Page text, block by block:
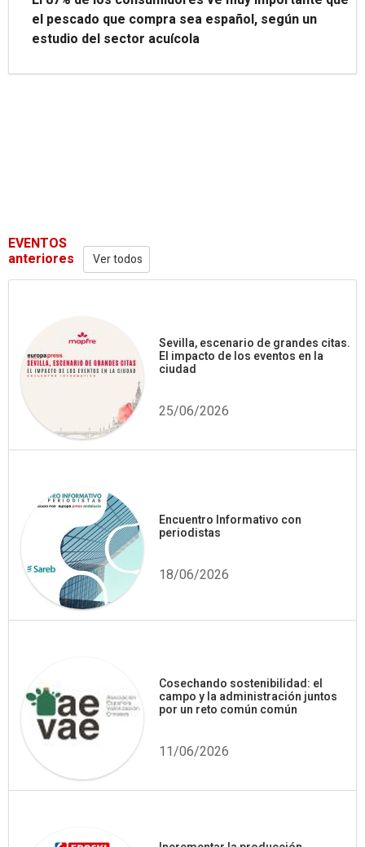
el pescado que compra sea español, según un
estudio del sector acuícola
EVENTOS
anteriores Ver todos
Sevilla, escenario de grandes citas.
El impacto de los eventos en la
ciudad
25/06/2026
Encuentro Informativo con
periodistas
18/06/2026
Cosechando sostenibilidad: el
campo y la administración juntos
por un reto común común
11/06/2026